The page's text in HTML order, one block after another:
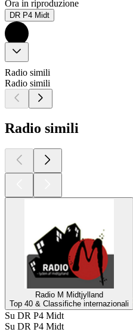
Ora in riproduzione
DR P4 Midt
Radio simili
Radio simili
Radio simili
Radio M Midtjylland
Top 40 & Classifiche internazionali
Su DR P4 Midt
Su DR P4 Midt